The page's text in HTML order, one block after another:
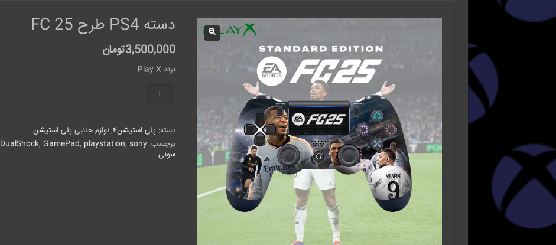
دسته PS4 طرح FC 25
3,500,000تومان
برند Play X
25
عدد
دسته: پلی استیشن۴ , لوازم جانبی پلی استیشن
برچسب:
DualShock, GamePad, playstation, sony
سونی